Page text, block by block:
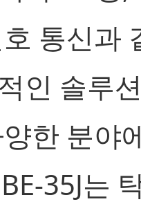
통신과
인 솔루
한 분야
35J는